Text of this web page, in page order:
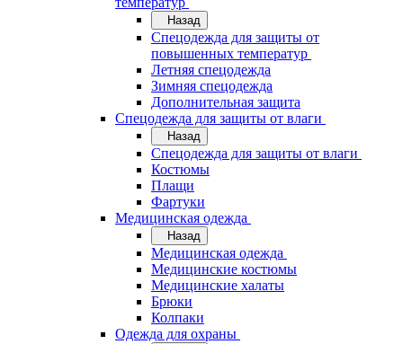
Назад
Спецодежда для защиты от
повышенных температур
Летняя спецодежда
Зимняя спецодежда
Дополнительная защита
Спецодежда для защиты от влаги
Назад
Спецодежда для защиты от влаги
Костюмы
Плащи
Фартуки
Медицинская одежда
Назад
Медицинская одежда
Медицинские костюмы
Медицинские халаты
Брюки
Колпаки
Одежда для охраны